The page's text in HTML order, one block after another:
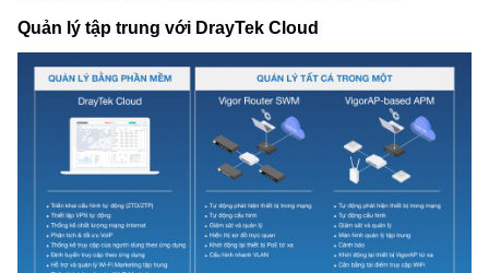
Quản lý tập trung với DrayTek Cloud